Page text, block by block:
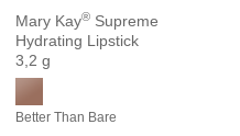
Mary Kay® Supreme
Hydrating Lipstick
3,2 g
Better Than Bare